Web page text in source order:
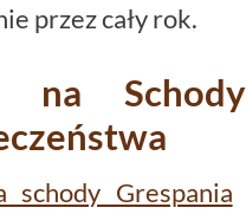
przez cały rok.
na
schody Grespania